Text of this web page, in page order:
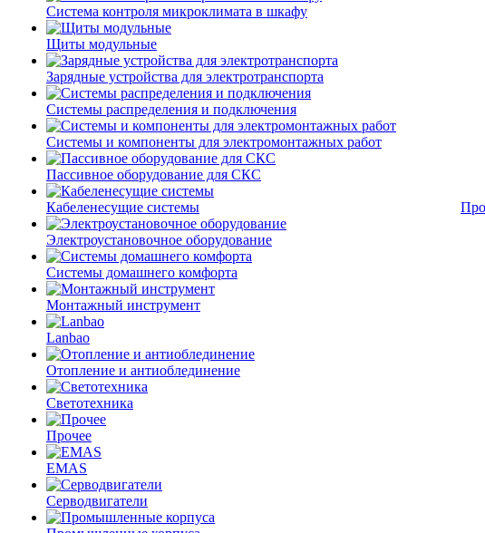
Система контроля микроклимата в шкафу
Щиты модульные
Зарядные устройства для электротранспорта
Системы распределения и подключения
Системы и компоненты для электромонтажных работ
Пассивное оборудование для СКС
Кабеленесущие системы
Электроустановочное оборудование
Системы домашнего комфорта
Монтажный инструмент
Lanbao
Отопление и антиоблединение
Светотехника
Прочее
EMAS
Cерводвигатели